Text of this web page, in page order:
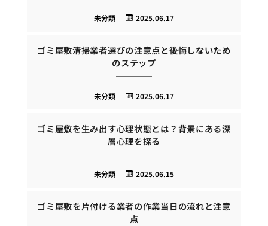
2025.06.17
未分類
ゴミ屋敷清掃業者選びの注意点と後悔しないため
のステップ
2025.06.17
未分類
ゴミ屋敷を生み出す心理状態とは？背景にある深
層心理を探る
2025.06.15
未分類
ゴミ屋敷を片付ける業者の作業当日の流れと注意
点